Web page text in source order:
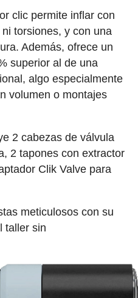
clic permite inflar con
torsiones, y con una
Además, ofrece un
superior al de una
algo especialmente
volumen o montajes
2 cabezas de válvula
2 tapones con extractor
Clik Valve para
meticulosos con su
taller sin